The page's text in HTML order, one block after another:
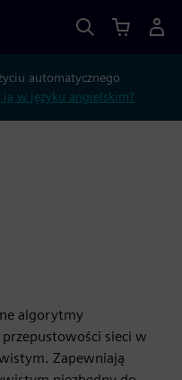
automatycznego
ją w języku angielskim?
algorytmy
sieci w
Zapewniają